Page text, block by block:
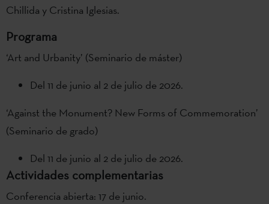
Chillida y Cristina Iglesias.
Programa
‘Art and Urbanity’ (Seminario de máster)
Del 11 de junio al 2 de julio de 2026.
‘Against the Monument? New Forms of Commemoration’
(Seminario de grado)
Del 11 de junio al 2 de julio de 2026.
Actividades complementarias
Conferencia abierta: 17 de junio.